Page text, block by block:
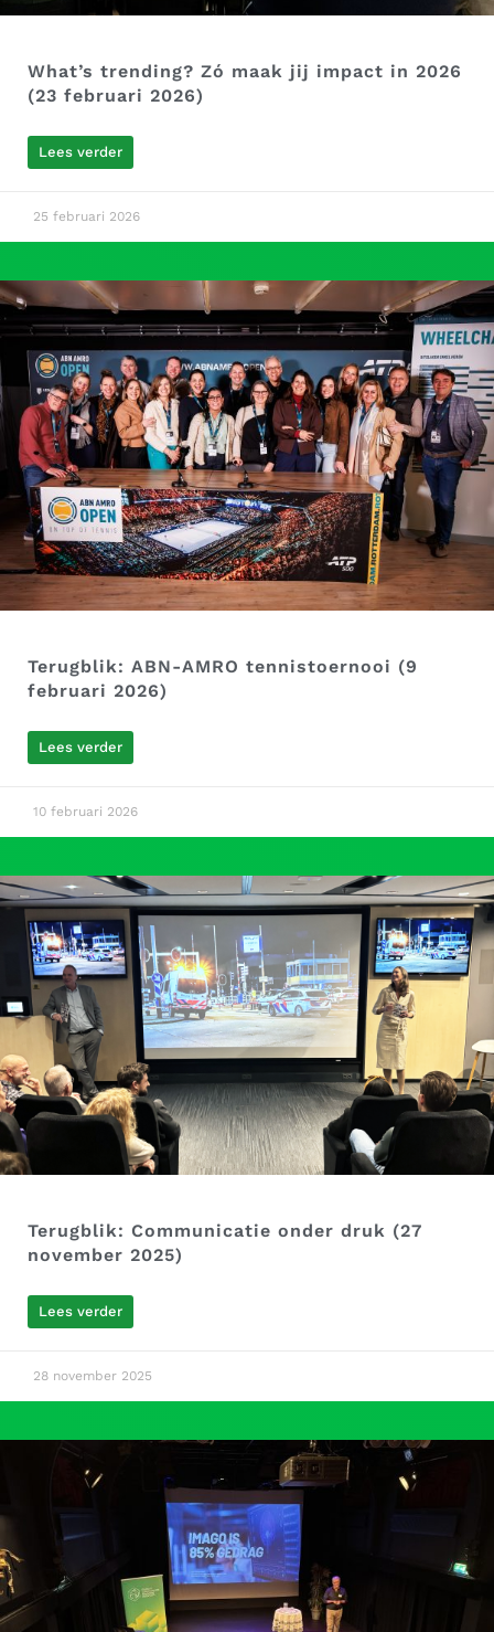
What’s trending? Zó maak jij impact in 2026
(23 februari 2026)
Lees verder
25 februari 2026
Terugblik: ABN-AMRO tennistoernooi (9
februari 2026)
Lees verder
10 februari 2026
Terugblik: Communicatie onder druk (27
november 2025)
Lees verder
28 november 2025